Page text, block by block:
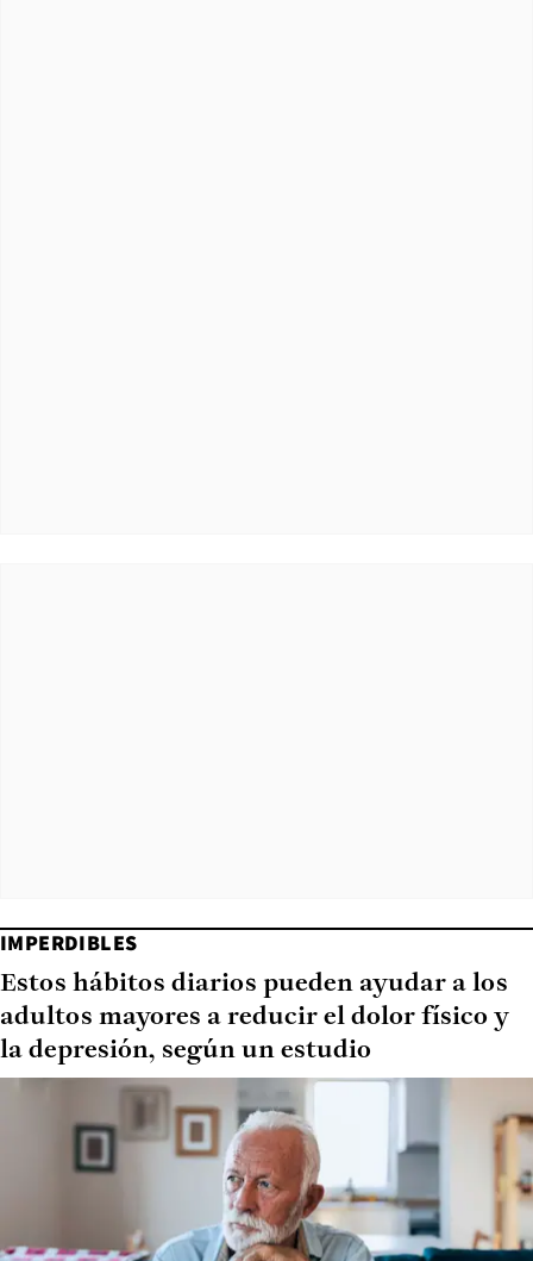
IMPERDIBLES
Estos hábitos diarios pueden ayudar a los
adultos mayores a reducir el dolor físico y
la depresión, según un estudio